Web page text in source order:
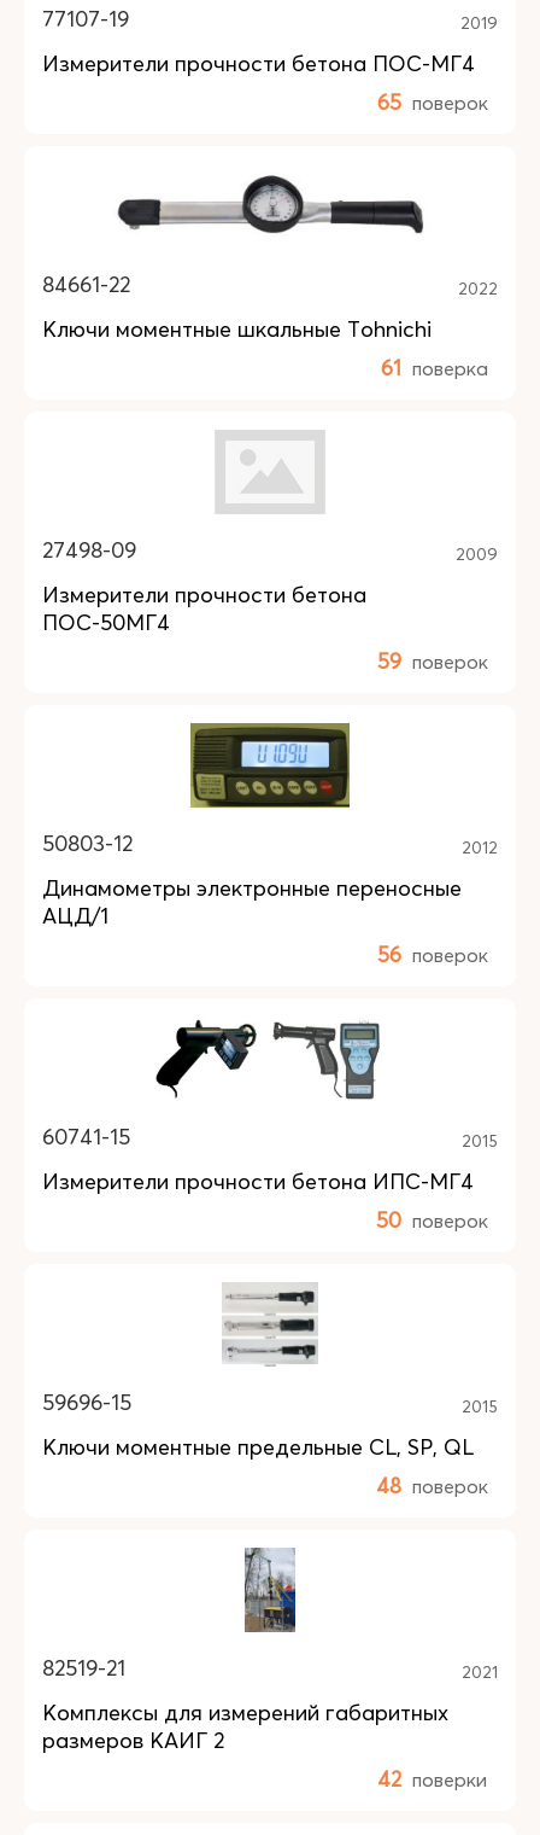
77107-19 2019
Измерители прочности бетона ПОС-МГ4
65 поверок
84661-22 2022
Ключи моментные шкальные Tohnichi
61 поверка
27498-09 2009
Измерители прочности бетона
ПОС-50МГ4
59 поверок
50803-12 2012
Динамометры электронные переносные
АЦД/1
56 поверок
60741-15 2015
Измерители прочности бетона ИПС-МГ4
50 поверок
59696-15 2015
Ключи моментные предельные CL, SP, QL
48 поверок
82519-21 2021
Комплексы для измерений габаритных
размеров КАИГ 2
42 поверки